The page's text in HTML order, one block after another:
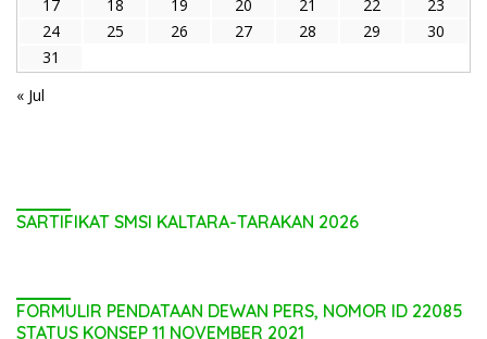
17
18 19 20 21 22
23
24
25 26 27 28 29
30
31
« Jul
SARTIFIKAT SMSI KALTARA-TARAKAN 2026
FORMULIR PENDATAAN DEWAN PERS, NOMOR ID 22085
STATUS KONSEP 11 NOVEMBER 2021